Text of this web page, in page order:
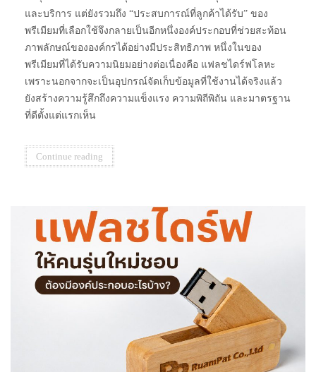
และบริการ แต่ยังรวมถึง “ประสบการณ์ที่ลูกค้าได้รับ” ของ
พรีเมียมที่เลือกใช้จึงกลายเป็นอีกหนึ่งองค์ประกอบที่ช่วยสะท้อน
ภาพลักษณ์ขององค์กรได้อย่างมีประสิทธิภาพ หนึ่งในของ
พรีเมียมที่ได้รับความนิยมอย่างต่อเนื่องคือ แฟลชไดร์ฟโลหะ
เพราะนอกจากจะเป็นอุปกรณ์จัดเก็บข้อมูลที่ใช้งานได้จริงแล้ว
ยังสร้างความรู้สึกถึงความแข็งแรง ความพิถีพิถัน และมาตรฐาน
ที่ดีตั้งแต่แรกเห็น
Continue reading